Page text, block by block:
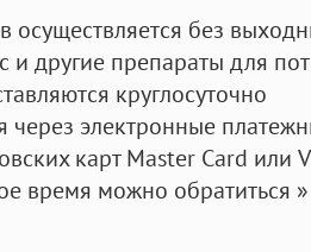
осуществляется без
и другие препараты для
круглосуточно
через электронные
карт Master Card или
время можно обратиться